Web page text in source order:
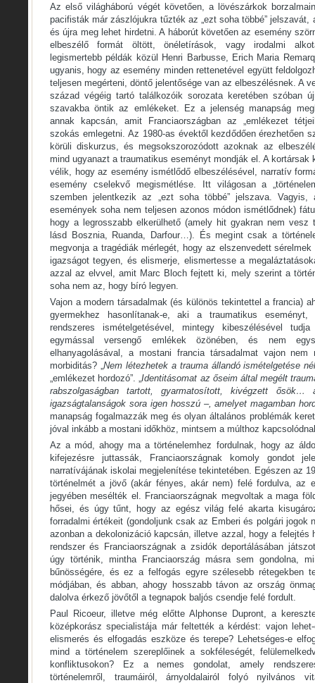
Az első világháború végét követően, a lövészárkok
pacifisták már zászlójukra tűzték az „ezt soha többé” jelszavát,
és újra meg lehet hirdetni. A háborút követően az esemény
elbeszélő formát öltött, önéletírások, vagy irodalmi
legismertebb példák közül Henri Barbusse, Erich Maria
ugyanis, hogy az esemény minden rettenetével együtt
teljesen megérteni, döntő jelentősége van az elbeszélésnek. A
század végéig tartó találkozóik sorozata keretében szóban
szavakba öntik az emlékeket. Ez a jelenség manapság
annak kapcsán, amit Franciaországban az „emlékezet
szokás emlegetni. Az 1980-as évektől kezdődően érezhetően
körüli diskurzus, és megsokszorozódott azoknak az
mind ugyanazt a traumatikus eseményt mondják el. A kortársak
vélik, hogy az esemény ismétlődő elbeszélésével, narratív
esemény cselekvő megismétlése. Itt világosan a
szemben jelentkezik az „ezt soha többé” jelszava. Vagyis,
események soha nem teljesen azonos módon ismétlődnek)
hogy a legrosszabb elkerülhető (amely hit gyakran nem vesz
lásd Bosznia, Ruanda, Darfour…). És megint csak a
megvonja a tragédiák mérlegét, hogy az elszenvedett
igazságot tegyen, és elismerje, elismertesse a
azzal az elvvel, amit Marc Bloch fejtett ki, mely szerint a
soha nem az, hogy bíró legyen.
Vajon a modern társadalmak (és különös tekintettel a francia)
gyermekhez hasonlítanak-e, aki a traumatikus
rendszeres ismételgetésével, mintegy kibeszélésével
egymással versengő emlékek özönében, és nem
elhanyagolásával, a mostani francia társadalmat vajon
morbiditás? „Nem létezhetek a trauma állandó ismételgetése
„emlékezet hordozó”. „Identitásomat az őseim által megélt
rabszolgaságban tartott, gyarmatosított, kivégzett ősök…
igazságtalanságok sora igen hosszú –, amelyet magamban
manapság fogalmazzák meg és olyan általános problémák
jóval inkább a mostani időkhöz, mintsem a múlthoz
Az a mód, ahogy ma a történelemhez fordulnak, hogy az
kifejezésre juttassák, Franciaországnak komoly gondot
narratívájának iskolai megjelenítése tekintetében. Egészen az
történelmét a jövő (akár fényes, akár nem) felé fordulva, az
jegyében mesélték el. Franciaországnak megvoltak a maga
hősei, és úgy tűnt, hogy az egész világ felé akarta
forradalmi értékeit (gondoljunk csak az Emberi és polgári jogok
azonban a dekolonizáció kapcsán, illetve azzal, hogy a felejtés
rendszer és Franciaországnak a zsidók deportálásában
úgy történik, mintha Franciaország másra sem gondolna,
bűnösségére, és ez a felfogás egyre szélesebb rétegekben
módjában, és abban, ahogy hosszabb távon az ország
dalolva érkező jövőtől a tegnapok baljós csendje felé fordult.
Paul Ricoeur, illetve még előtte Alphonse Dupront, a
középkorász specialistája már feltették a kérdést: vajon
elismerés és elfogadás eszköze és terepe? Lehetséges-e
mind a történelem szereplőinek a sokféleségét,
konfliktusokon? Ez a nemes gondolat, amely
történelemről, traumáiról, árnyoldalairól folyó nyilvános